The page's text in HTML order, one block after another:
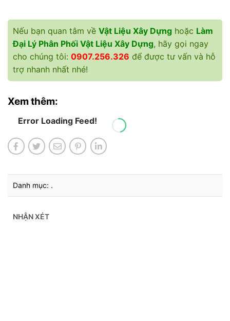
Nếu bạn quan tâm về Vật Liệu Xây Dựng hoặc Làm
Đại Lý Phân Phối Vật Liệu Xây Dựng, hãy gọi ngay
cho chúng tôi: 0907.256.326 để được tư vấn và hỗ
trợ nhanh nhất nhé!
Xem thêm:
Error Loading Feed!
Danh mục: .
NHẬN XÉT